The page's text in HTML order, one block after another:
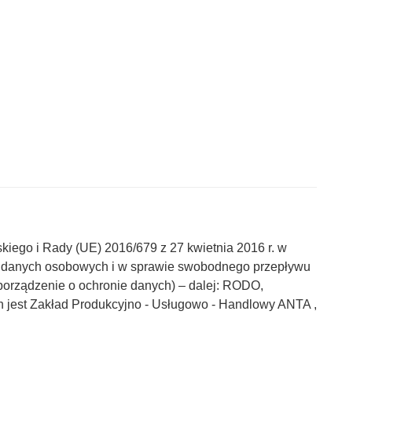
i Rady (UE) 2016/679 z 27 kwietnia 2016 r. w
osobowych i w sprawie swobodnego przepływu
o ochronie danych) – dalej: RODO,
Zakład Produkcyjno - Usługowo - Handlowy ANTA ,